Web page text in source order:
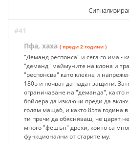
#41
Пфа, хаха ( преди 2 години )
"Деманд респонса" и сега го има -
"деманд" маймуните на клона и
"респонсва" като клекне и
180в и почват да падат защити.
ограничаване на "деманда", както
бойлера да изключи преди да
голям мащаб, и както 85та година
ти пречи да обясняваш, че царят
много "фешън" дрехи, които са
функционални от старите му.